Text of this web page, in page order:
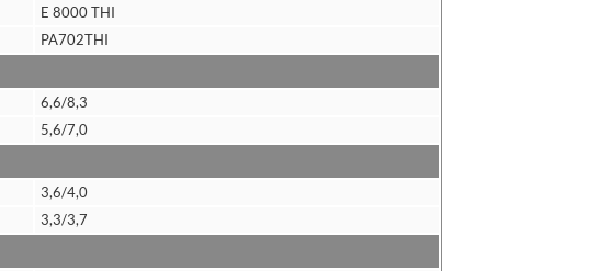
E 8000 THI
PA702THI
6,6/8,3
5,6/7,0
3,6/4,0
3,3/3,7